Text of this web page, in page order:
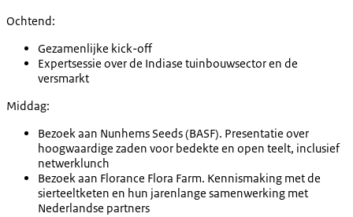
Ochtend:
Gezamenlijke kick-off
Expertsessie over de Indiase tuinbouwsector en de
versmarkt
Middag:
Bezoek aan Nunhems Seeds (BASF). Presentatie over
hoogwaardige zaden voor bedekte en open teelt, inclusief
netwerklunch
Bezoek aan Florance Flora Farm. Kennismaking met de
sierteeltketen en hun jarenlange samenwerking met
Nederlandse partners